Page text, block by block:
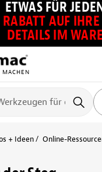
ETWAS FÜR
RABATT AUF
DETAILS IM
MACHEN
+ Ideen Online-